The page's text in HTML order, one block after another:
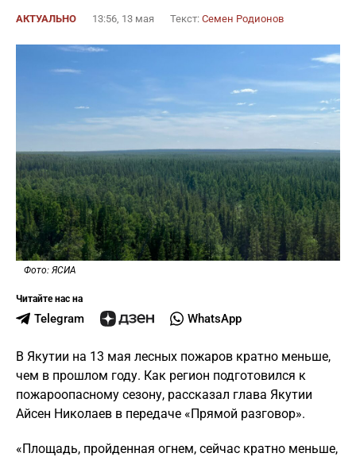
АКТУАЛЬНО 13:56, 13 мая Текст: Семен Родионов
Фото: ЯСИА
Читайте нас на
Telegram WhatsApp
В Якутии на 13 мая лесных пожаров кратно меньше,
чем в прошлом году. Как регион подготовился к
пожароопасному сезону, рассказал глава Якутии
Айсен Николаев в передаче «Прямой разговор».
«Площадь, пройденная огнем, сейчас кратно меньше,